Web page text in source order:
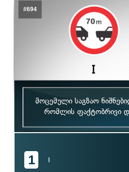
#694
მოცემული საგზაო
რომლის ფაქტობრივი
1 I